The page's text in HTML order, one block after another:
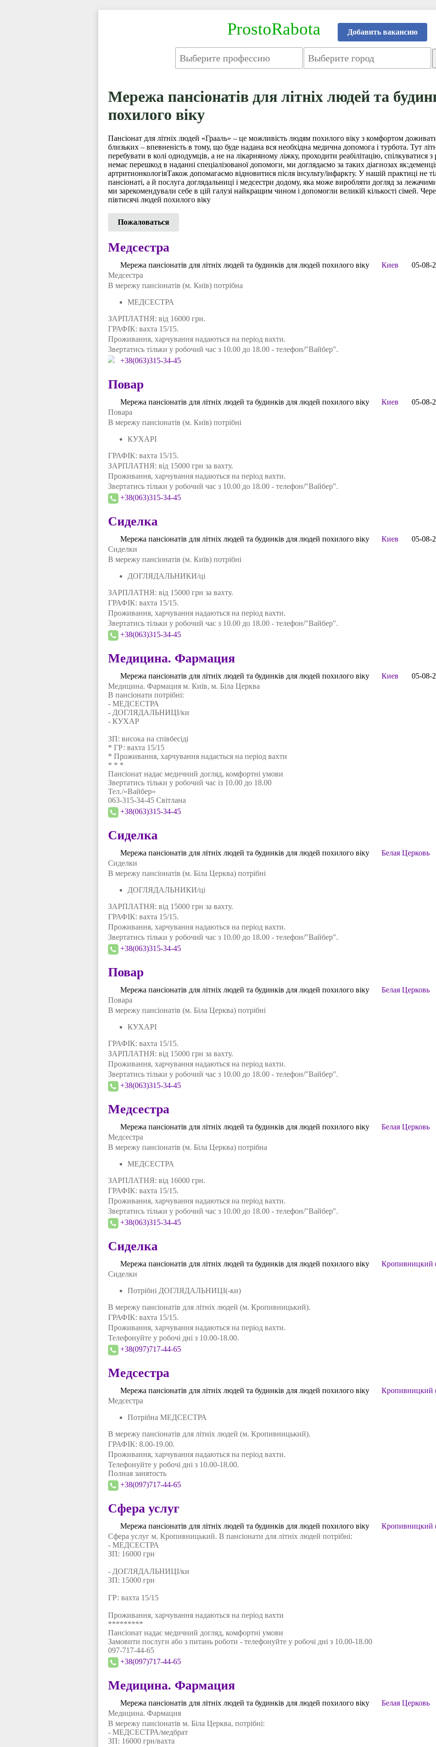
ProstoRabota Добавить вакансию
Мережа пансіонатів для літніх людей та
похилого віку
Пансіонат для літніх людей «Грааль» – це можливість людям похилого віку з комфортом доживати
близьких – впевненість в тому, що буде надана вся необхідна медична допомога і турбота. Тут
перебувати в колі однодумців, а не на лікарняному ліжку, проходити реабілітацію, спілкуватися
немає перешкод в наданні спеціалізованої допомоги, ми доглядаємо за таких діагнозах
артритионкологіяТакож допомагаємо відновитися після інсульту/інфаркту. У нашій практиці не
пансіонаті, а й послуга доглядальниці і медсестри додому, яка може виробляти догляд за
ми зарекомендували себе в цій галузі найкращим чином і допомогли великій кількості сімей.
півтисячі людей похилого віку
Пожаловаться
Медсестра
Мережа пансіонатів для літніх людей та будинків для людей похилого віку Киев
05-08-
Медсестра
В мережу пансіонатів (м. Київ) потрібна
МЕДСЕСТРА
ЗАРПЛАТНЯ: від 16000 грн.
ГРАФІК: вахта 15/15.
Проживання, харчування надаються на період вахти.
Звертатись тільки у робочий час з 10.00 до 18.00 - телефон/"Вайбер".
+38(063)315-34-45
Повар
Мережа пансіонатів для літніх людей та будинків для людей похилого віку Киев
05-08-
Повара
В мережу пансіонатів (м. Київ) потрібні
КУХАРІ
ГРАФІК: вахта 15/15.
ЗАРПЛАТНЯ: від 15000 грн за вахту.
Проживання, харчування надаються на період вахти.
Звертатись тільки у робочий час з 10.00 до 18.00 - телефон/"Вайбер".
+38(063)315-34-45
Сиделка
Мережа пансіонатів для літніх людей та будинків для людей похилого віку Киев
05-08-
Сиделки
В мережу пансіонатів (м. Київ) потрібні
ДОГЛЯДАЛЬНИКИ/ці
ЗАРПЛАТНЯ: від 15000 грн за вахту.
ГРАФІК: вахта 15/15.
Проживання, харчування надаються на період вахти.
Звертатись тільки у робочий час з 10.00 до 18.00 - телефон/"Вайбер".
+38(063)315-34-45
Медицина. Фармация
Мережа пансіонатів для літніх людей та будинків для людей похилого віку Киев
05-08-
Медицина. Фармация м. Київ, м. Біла Церква
В пансіонати потрібні:
- МЕДСЕСТРА
- ДОГЛЯДАЛЬНИЦІ/ки
- КУХАР
ЗП: висока на співбесіді
* ГР: вахта 15/15
* Проживання, харчування надається на період вахти
* * *
Пансіонат надає медичний догляд, комфортні умови
Звертатись тільки у робочий час із 10.00 до 18.00
Тел./«Вайбер»
063-315-34-45 Світлана
+38(063)315-34-45
Сиделка
Мережа пансіонатів для літніх людей та будинків для людей похилого віку
Белая Церковь
Сиделки
В мережу пансіонатів (м. Біла Церква) потрібні
ДОГЛЯДАЛЬНИКИ/ці
ЗАРПЛАТНЯ: від 15000 грн за вахту.
ГРАФІК: вахта 15/15.
Проживання, харчування надаються на період вахти.
Звертатись тільки у робочий час з 10.00 до 18.00 - телефон/"Вайбер".
+38(063)315-34-45
Повар
Мережа пансіонатів для літніх людей та будинків для людей похилого віку
Белая Церковь
Повара
В мережу пансіонатів (м. Біла Церква) потрібні
КУХАРІ
ГРАФІК: вахта 15/15.
ЗАРПЛАТНЯ: від 15000 грн за вахту.
Проживання, харчування надаються на період вахти.
Звертатись тільки у робочий час з 10.00 до 18.00 - телефон/"Вайбер".
+38(063)315-34-45
Медсестра
Мережа пансіонатів для літніх людей та будинків для людей похилого віку
Белая Церковь
Медсестра
В мережу пансіонатів (м. Біла Церква) потрібна
МЕДСЕСТРА
ЗАРПЛАТНЯ: від 16000 грн.
ГРАФІК: вахта 15/15.
Проживання, харчування надаються на період вахти.
Звертатись тільки у робочий час з 10.00 до 18.00 - телефон/"Вайбер".
+38(063)315-34-45
Сиделка
Мережа пансіонатів для літніх людей та будинків для людей похилого віку
Кропивницкий
Сиделки
Потрібні ДОГЛЯДАЛЬНИЦІ(-ки)
В мережу пансіонатів для літніх людей (м. Кропивницький).
ГРАФІК: вахта 15/15.
Проживання, харчування надаються на період вахти.
Телефонуйте у робочі дні з 10.00-18.00.
+38(097)717-44-65
Медсестра
Мережа пансіонатів для літніх людей та будинків для людей похилого віку
Кропивницкий
Медсестра
Потрібна МЕДСЕСТРА
В мережу пансіонатів для літніх людей (м. Кропивницький).
ГРАФІК: 8.00-19.00.
Проживання, харчування надаються на період вахти.
Телефонуйте у робочі дні з 10.00-18.00.
Полная занятость
+38(097)717-44-65
Сфера услуг
Мережа пансіонатів для літніх людей та будинків для людей похилого віку
Кропивницкий
Сфера услуг м. Кропивницький. В пансіонати для літніх людей потрібні:
- МЕДСЕСТРА
ЗП: 16000 грн
- ДОГЛЯДАЛЬНИЦІ/ки
ЗП: 15000 грн
ГР: вахта 15/15
Проживання, харчування надаються на період вахти
*********
Пансіонат надає медичний догляд, комфортні умови
Замовити послуги або з питань роботи - телефонуйте у робочі дні з 10.00-18.00
097-717-44-65
+38(097)717-44-65
Медицина. Фармация
Мережа пансіонатів для літніх людей та будинків для людей похилого віку
Белая Церковь
Медицина. Фармация
В мережу пансіонатів м. Біла Церква, потрібні:
- МЕДСЕСТРА/медбрат
ЗП: 16000 грн/вахта